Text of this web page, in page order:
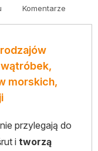
Komentarze
rodzajów
morskich,
przylegają do
i tworzą